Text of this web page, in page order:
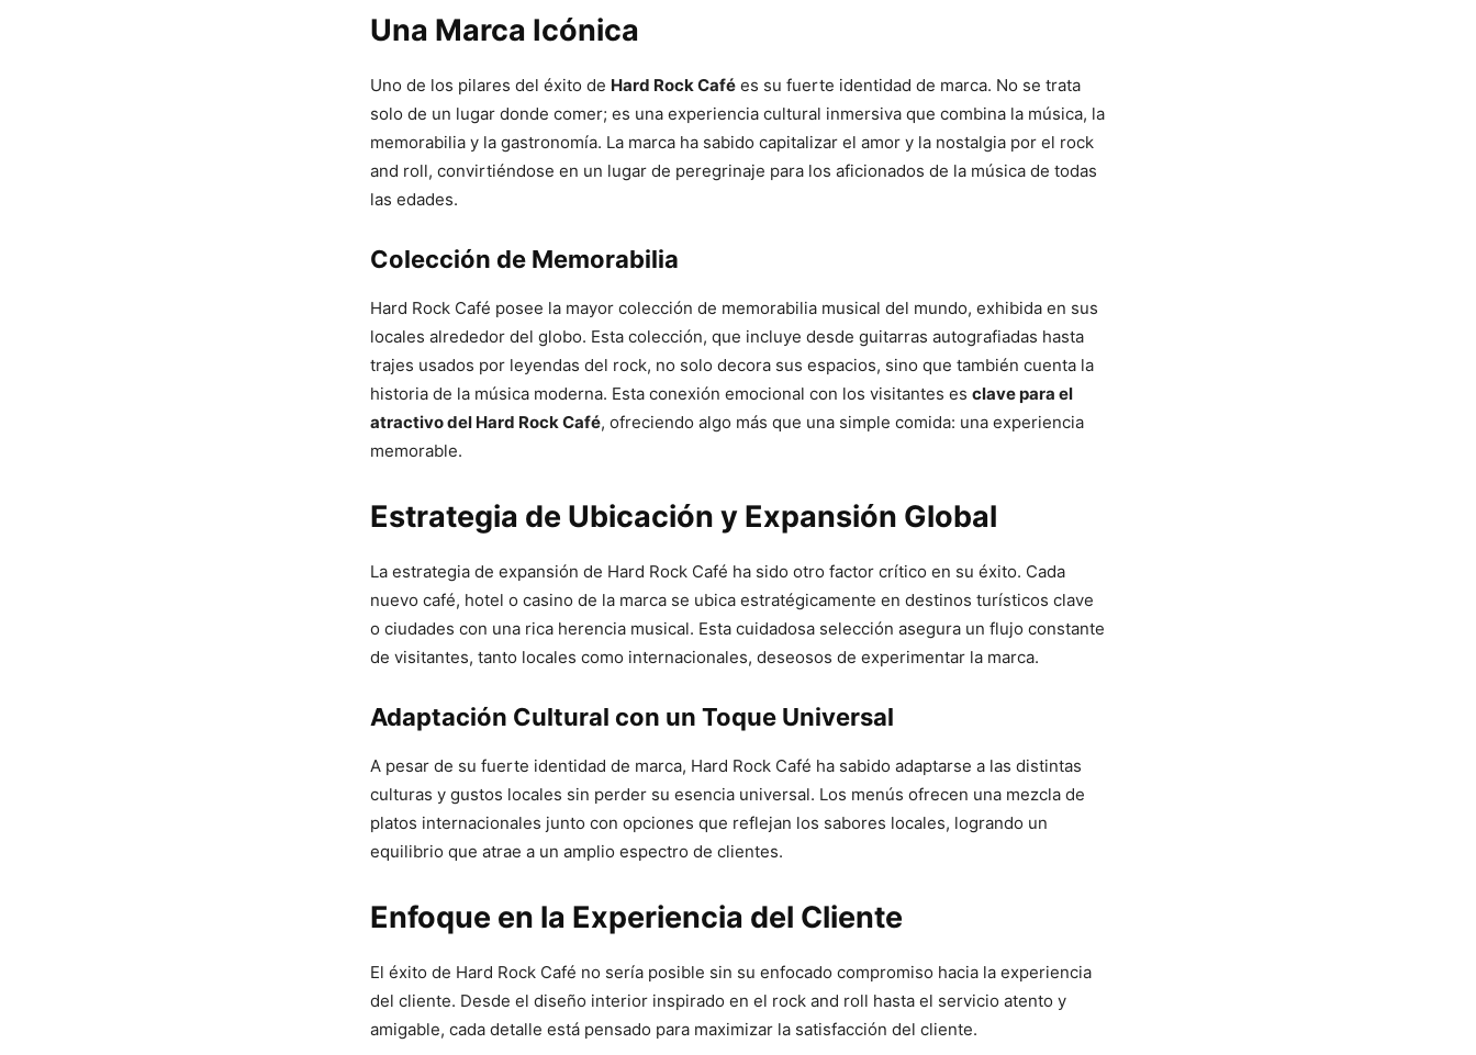
Una Marca Icónica
Uno de los pilares del éxito de Hard Rock Café es su fuerte identidad de marca. No se trata
solo de un lugar donde comer; es una experiencia cultural inmersiva que combina la música, la
memorabilia y la gastronomía. La marca ha sabido capitalizar el amor y la nostalgia por el rock
and roll, convirtiéndose en un lugar de peregrinaje para los aficionados de la música de todas
las edades.
Colección de Memorabilia
Hard Rock Café posee la mayor colección de memorabilia musical del mundo, exhibida en sus
locales alrededor del globo. Esta colección, que incluye desde guitarras autografiadas hasta
trajes usados por leyendas del rock, no solo decora sus espacios, sino que también cuenta la
historia de la música moderna. Esta conexión emocional con los visitantes es clave para el
atractivo del Hard Rock Café, ofreciendo algo más que una simple comida: una experiencia
memorable.
Estrategia de Ubicación y Expansión Global
La estrategia de expansión de Hard Rock Café ha sido otro factor crítico en su éxito. Cada
nuevo café, hotel o casino de la marca se ubica estratégicamente en destinos turísticos clave
o ciudades con una rica herencia musical. Esta cuidadosa selección asegura un flujo constante
de visitantes, tanto locales como internacionales, deseosos de experimentar la marca.
Adaptación Cultural con un Toque Universal
A pesar de su fuerte identidad de marca, Hard Rock Café ha sabido adaptarse a las distintas
culturas y gustos locales sin perder su esencia universal. Los menús ofrecen una mezcla de
platos internacionales junto con opciones que reflejan los sabores locales, logrando un
equilibrio que atrae a un amplio espectro de clientes.
Enfoque en la Experiencia del Cliente
El éxito de Hard Rock Café no sería posible sin su enfocado compromiso hacia la experiencia
del cliente. Desde el diseño interior inspirado en el rock and roll hasta el servicio atento y
amigable, cada detalle está pensado para maximizar la satisfacción del cliente.